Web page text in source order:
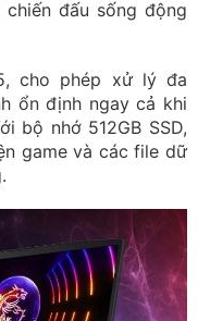
đấu sống động
cho phép xử lý đa
ổn định ngay cả khi
bộ nhớ 512GB SSD,
game và các file dữ